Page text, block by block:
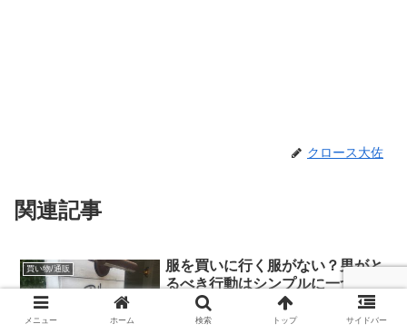
クロース大佐
関連記事
買い物/通販
服を買いに行く服がない？男がと
るべき行動はシンプルに一つ
メニュー ホーム 検索 トップ サイドバー